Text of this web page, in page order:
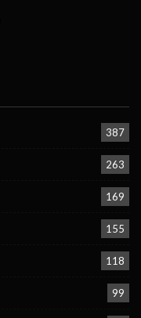
387
263
169
155
118
99